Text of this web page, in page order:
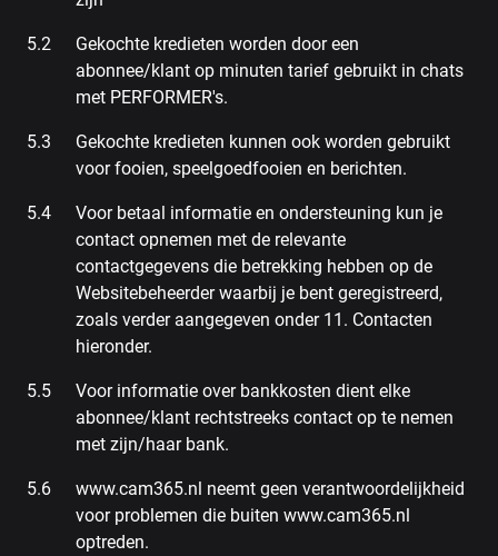
Gekochte kredieten worden door een
abonnee/klant op minuten tarief gebruikt in chats
met PERFORMER's.
Gekochte kredieten kunnen ook worden gebruikt
voor fooien, speelgoedfooien en berichten.
Voor betaal informatie en ondersteuning kun je
contact opnemen met de relevante
contactgegevens die betrekking hebben op de
Websitebeheerder waarbij je bent geregistreerd,
zoals verder aangegeven onder 11. Contacten
hieronder.
Voor informatie over bankkosten dient elke
abonnee/klant rechtstreeks contact op te nemen
met zijn/haar bank.
www.cam365.nl neemt geen verantwoordelijkheid
voor problemen die buiten www.cam365.nl
optreden.